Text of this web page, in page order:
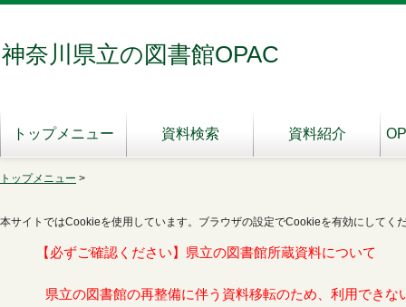
神奈川県立の図書館OPAC
トップメニュー 資料検索 資料紹介
トップメニュー >
本サイトではCookieを使用しています。ブラウザの設定でCookieを有効にしてく
【必ずご確認ください】県立の図書館所蔵資料について
県立の図書館の再整備に伴う資料移転のため、利用できな